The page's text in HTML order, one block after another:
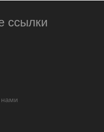
ссылки
нами